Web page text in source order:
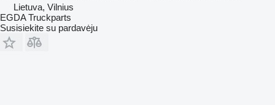
Lietuva, Vilnius
EGDA Truckparts
Susisiekite su pardavėju